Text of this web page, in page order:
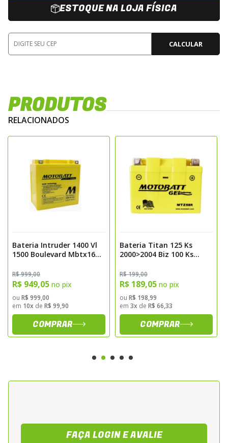
ESTOQUE NA LOJA FÍSICA
CALCULAR
PRODUTOS
RELACIONADOS
Bateria Intruder 1400 Vl
1500 Boulevard Mbtx16u
R$ 999,00
R$ 949,05 no pix
ou R$ 999,00
em 10x de R$ 99,90
COMPRAR
Bateria Titan 125 Ks
2000>2004 Biz 100 Ks
Motobatt
R$ 199,00
R$ 189,05 no pix
ou R$ 198,99
em 3x de R$ 66,33
COMPRAR
FAÇA LOGIN E AVALIE